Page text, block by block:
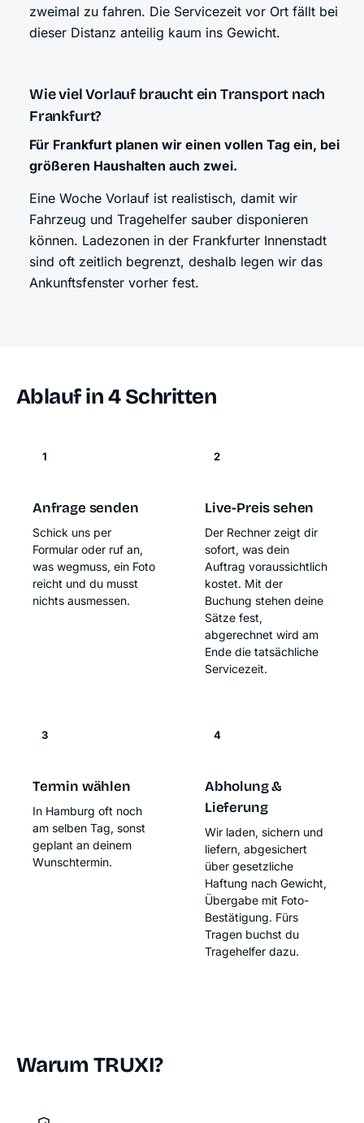
zweimal zu fahren. Die Servicezeit vor Ort fällt bei
dieser Distanz anteilig kaum ins Gewicht.
Wie viel Vorlauf braucht ein Transport nach
Frankfurt?
Für Frankfurt planen wir einen vollen Tag ein, bei
größeren Haushalten auch zwei.
Eine Woche Vorlauf ist realistisch, damit wir
Fahrzeug und Tragehelfer sauber disponieren
können. Ladezonen in der Frankfurter Innenstadt
sind oft zeitlich begrenzt, deshalb legen wir das
Ankunftsfenster vorher fest.
Ablauf in 4 Schritten
1
Anfrage senden
Schick uns per
Formular oder ruf an,
was wegmuss, ein Foto
reicht und du musst
nichts ausmessen.
2
Live-Preis sehen
Der Rechner zeigt dir
sofort, was dein
Auftrag voraussichtlich
kostet. Mit der
Buchung stehen deine
Sätze fest,
abgerechnet wird am
Ende die tatsächliche
Servicezeit.
3
Termin wählen
In Hamburg oft noch
am selben Tag, sonst
geplant an deinem
Wunschtermin.
4
Abholung &
Lieferung
Wir laden, sichern und
liefern, abgesichert
über gesetzliche
Haftung nach Gewicht,
Übergabe mit Foto-
Bestätigung. Fürs
Tragen buchst du
Tragehelfer dazu.
Warum TRUXI?